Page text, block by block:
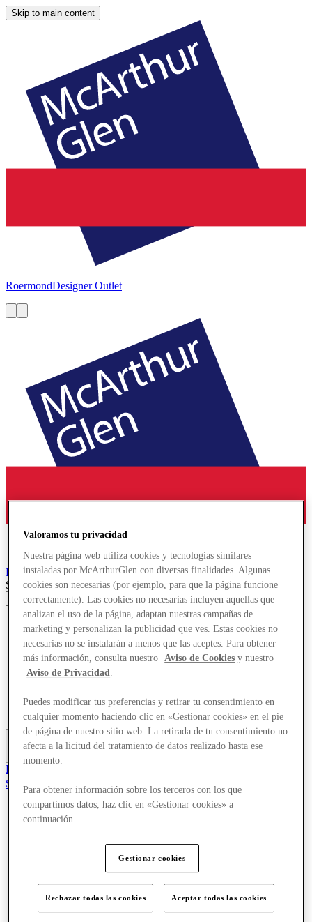
Skip to main content
RoermondDesigner Outlet
RoermondDesigner Outlet
Search input
Tiendas
Ofertas
Planifica tu visita
¿Qué pasa?
Comer y beber
Descubre la región
Tarjeta regalo
El Club
Salvado
es
Tiendas
Planifica tu visita
Servicios
Descubre la región
Valoramos tu privacidad
Nuestra página web utiliza cookies y tecnologías similares
instaladas por McArthurGlen con diversas finalidades. Algunas
cookies son necesarias (por ejemplo, para que la página funcione
correctamente). Las cookies no necesarias incluyen aquellas que
analizan el uso de la página, adaptan nuestras campañas de
marketing y personalizan la publicidad que ves. Estas cookies no
necesarias no se instalarán a menos que las aceptes. Para obtener
más información, consulta nuestro
Aviso de Cookies y nuestro
Aviso de Privacidad
Puedes modificar tus preferencias y retirar tu consentimiento en
cualquier momento haciendo clic en «Gestionar cookies» en el pie
de página de nuestro sitio web. La retirada de tu consentimiento no
afecta a la licitud del tratamiento de datos realizado hasta ese
momento.
Para obtener información sobre los terceros con los que
compartimos datos, haz clic en «Gestionar cookies» a
continuación.
Gestionar cookies
Rechazar todas las cookies Aceptar todas las cookies